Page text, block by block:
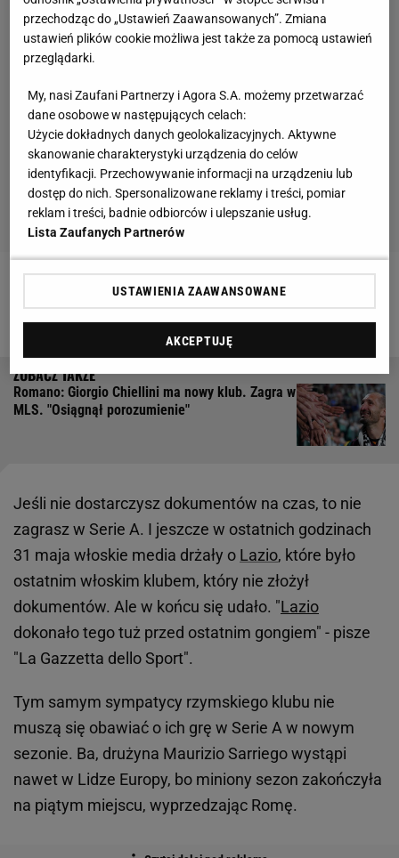
Zobacz wideoRozmowa z Janem Błachowiczem -
Romano: Giorgio Chiellini ma nowy klub. Zagra w
MLS. "Osiągnął porozumienie"
Jeśli nie dostarczysz dokumentów na czas, to nie
zagrasz w Serie A. I jeszcze w ostatnich godzinach
31 maja włoskie media drżały o Lazio, które było
ostatnim włoskim klubem, który nie złożył
dokumentów. Ale w końcu się udało. "Lazio
dokonało tego tuż przed ostatnim gongiem" - pisze
"La Gazzetta dello Sport".
Tym samym sympatycy rzymskiego klubu nie
muszą się obawiać o ich grę w Serie A w nowym
sezonie. Ba, drużyna Maurizio Sarriego wystąpi
nawet w Lidze Europy, bo miniony sezon zakończyła
na piątym miejscu, wyprzedzając Romę.
przechodząc do „Ustawień Zaawansowanych”. Zmiana
ustawień plików cookie możliwa jest także za pomocą ustawień
przeglądarki.
My, nasi Zaufani Partnerzy i Agora S.A. możemy przetwarzać
dane osobowe w następujących celach:
Użycie dokładnych danych geolokalizacyjnych. Aktywne
skanowanie charakterystyki urządzenia do celów
identyfikacji. Przechowywanie informacji na urządzeniu lub
dostęp do nich. Spersonalizowane reklamy i treści, pomiar
reklam i treści, badnie odbiorców i ulepszanie usług.
Lista Zaufanych Partnerów
USTAWIENIA ZAAWANSOWANE
AKCEPTUJĘ